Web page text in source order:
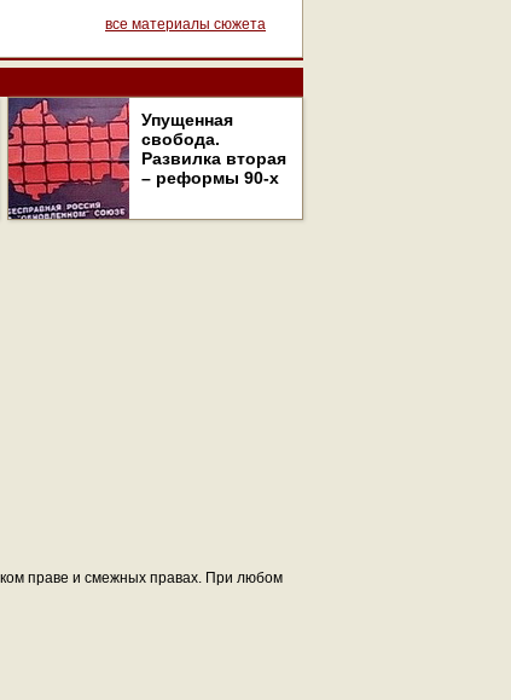
все материалы сюжета
Упущенная
свобода.
Развилка вторая
– реформы 90-х
праве и смежных правах. При любом